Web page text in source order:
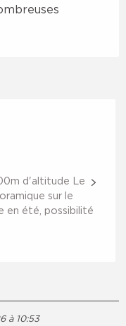
d'altitude Le
sur le
en été, possibilité
à 10:53